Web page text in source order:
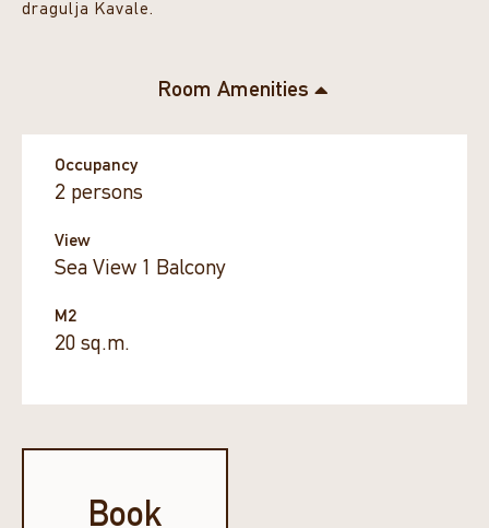
dragulja Kavale.
Room Amenities
Occupancy
2 persons
View
Sea View 1 Balcony
M2
20 sq.m.
Book